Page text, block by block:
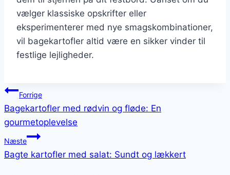
vælger klassiske opskrifter eller
eksperimenterer med nye smagskombinationer,
vil bagekartofler altid være en sikker vinder til
festlige lejligheder.
Indlægsnavigation
Forrige
Bagekartofler med rødvin og fløde: En
gourmetoplevelse
Næste
Bagte kartofler med salat: Sundt og lækkert